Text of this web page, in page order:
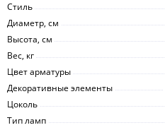
Стиль
Диаметр, см
Высота, см
Вес, кг
Цвет арматуры
Декоративные элементы
Цоколь
Тип ламп